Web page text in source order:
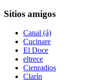
Sitios amigos
Canal (á)
Cucinare
El Doce
eltrece
Cienradios
Clarín